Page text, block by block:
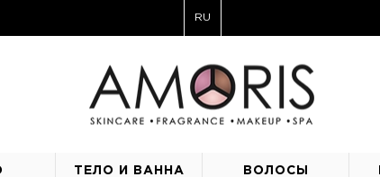
RU
ТЕЛО И ВАННА ВОЛОСЫ